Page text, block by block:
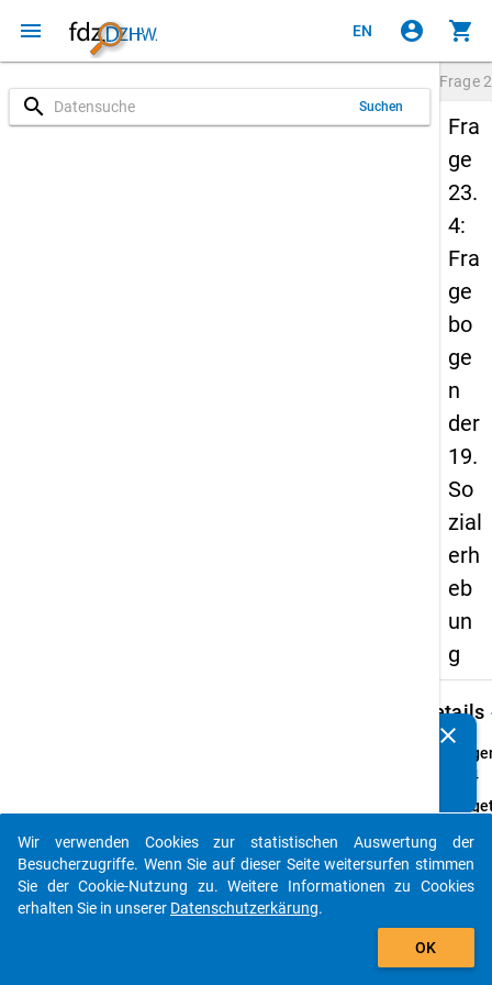
menu EN account_circle shopping_cart
search Suchen
Frage
Fra
ge
23.
4:
Fra
ge
bo
ge
n
der
19.
So
zial
erh
eb
un
g
Details
23.4
ein
clear
auto_stories
add_shopping_cart
Wir verwenden Cookies zur statistischen Auswertung der
Besucherzugriffe. Wenn Sie auf dieser Seite weitersurfen stimmen
Sie der Cookie-Nutzung zu. Weitere Informationen zu Cookies
erhalten Sie in unserer Datenschutzerkärung.
OK